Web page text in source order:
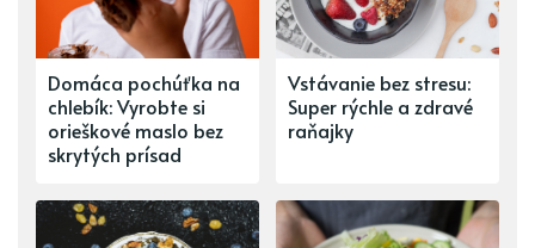
Domáca pochúťka na
chlebík: Vyrobte si
orieškové maslo bez
skrytých prísad
Vstávanie bez stresu:
Super rýchle a zdravé
raňajky